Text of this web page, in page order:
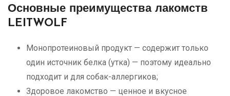
Основные преимущества лакомств
LEITWOLF
Монопротеиновый продукт — содержит только
один источник белка (утка) — поэтому идеально
подходит и для собак-аллергиков;
Здоровое лакомство — ценное и вкусное